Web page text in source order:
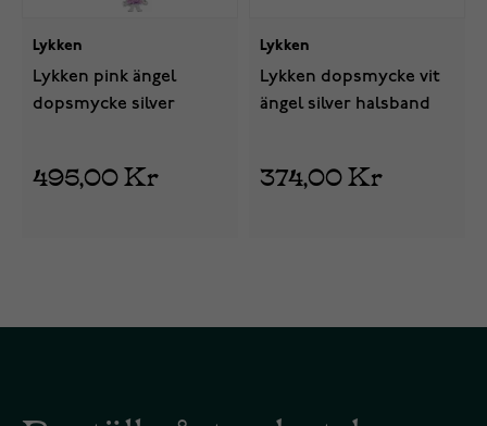
Lykken
Lykken pink ängel
dopsmycke silver
495,00 Kr
Lykken
Lykken dopsmycke vit
ängel silver halsband
374,00 Kr